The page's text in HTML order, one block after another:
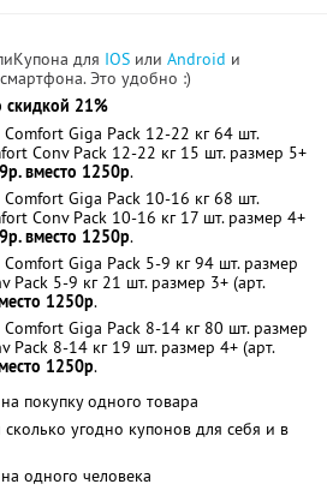
для IOS или Android и
Это удобно :)
скидкой 21%
Giga Pack 12-22 кг 64 шт.
Conv Pack 12-22 кг 15 шт. размер 5+
вместо 1250р.
Giga Pack 10-16 кг 68 шт.
Conv Pack 10-16 кг 17 шт. размер 4+
вместо 1250р.
Giga Pack 5-9 кг 94 шт. размер
Pack 5-9 кг 21 шт. размер 3+ (арт.
1250р.
Giga Pack 8-14 кг 80 шт. размер
Pack 8-14 кг 19 шт. размер 4+ (арт.
1250р.
покупку одного товара
угодно купонов для себя и в
одного человека